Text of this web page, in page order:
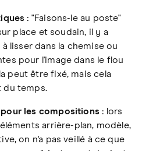
: "Faisons-le au poste"
place et soudain, il y a
lisser dans la chemise ou
pour l'image dans le flou
peut être fixé, mais cela
du temps.
les compositions : lors
arrière-plan, modèle,
on n'a pas veillé à ce que